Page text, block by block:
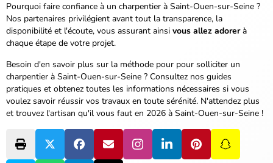
Pourquoi faire confiance à un charpentier à Saint-Ouen-sur-Seine ?
Nos partenaires privilégient avant tout la transparence, la
disponibilité et l'écoute, vous assurant ainsi vous allez adorerà
chaque étape de votre projet.
Besoin d'en savoir plus sur la méthode pour pour solliciter un
charpentier à Saint-Ouen-sur-Seine ? Consultez nos guides
pratiques et obtenez toutes les informations nécessaires si vous
voulez savoir réussir vos travaux en toute sérénité. N'attendez plus
et trouvez l'artisan qu'il vous faut en 2026 à Saint-Ouen-sur-Seine !